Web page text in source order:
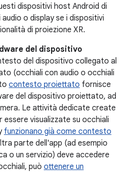
dispositivi host Android di
o display se i dispositivi
di proiezione XR.
del dispositivo
del dispositivo collegato al
(occhiali con audio o occhiali
contesto proiettato fornisce
del dispositivo proiettato, ad
Le attività dedicate create
visualizzate su occhiali
funzionano già come contesto
parte dell'app (ad esempio
o un servizio) deve accedere
può ottenere un